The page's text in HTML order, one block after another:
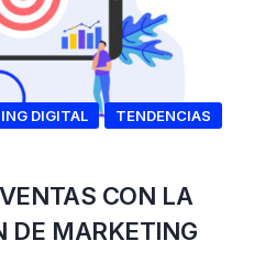
DIGITAL
TENDENCIAS
CON LA
DE MARKETING